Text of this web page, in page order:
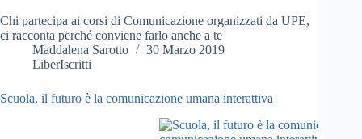
Chi partecipa ai corsi di Comunicazione organizzati da UPE,
ci racconta perché conviene farlo anche a te
Maddalena Sarotto
30 Marzo 2019
LiberIscritti
Scuola, il futuro è la comunicazione umana interattiva